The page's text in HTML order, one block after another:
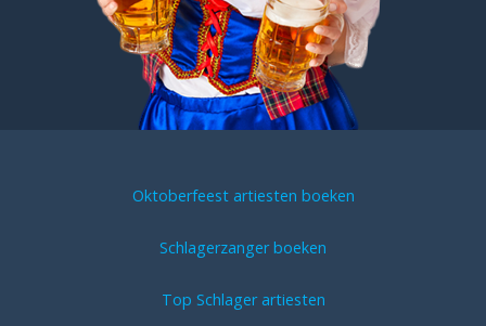
Oktoberfeest artiesten boeken
Schlagerzanger boeken
Top Schlager artiesten